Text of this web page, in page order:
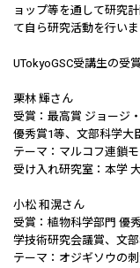
ョップ等を通して研究
て自ら研究活動を行いま
UTokyoGSC受講生の受
栗林 輝さん
受賞：最高賞 ジョージ
優秀賞1等、文部科学大
テーマ：マルコフ連鎖
受け入れ研究室：本学
小松 和滉さん
受賞：植物科学部門 優
学技術研究会議賞、文
テーマ：オジギソウの